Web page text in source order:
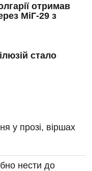
отримав
МіГ-29 з
стало
у прозі, віршах
нести до